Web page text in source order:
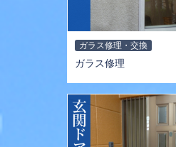
ガラス修理・交換
ガラス修理